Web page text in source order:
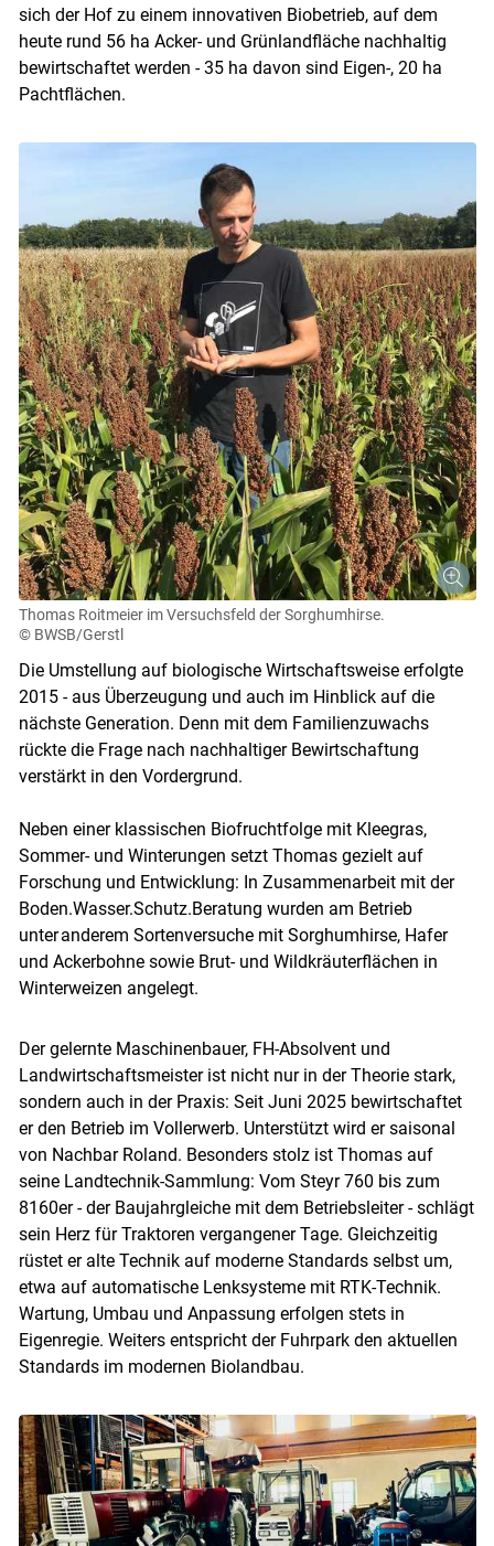
Skip to main content
sich der Hof zu einem innovativen Biobetrieb, auf dem
heute rund 56 ha Acker- und Grünlandfläche nachhaltig
bewirtschaftet werden - 35 ha davon sind Eigen-, 20 ha
Pachtflächen.
Thomas Roitmeier im Versuchsfeld der Sorghumhirse.
© BWSB/Gerstl
Die Umstellung auf biologische Wirtschaftsweise erfolgte
2015 - aus Überzeugung und auch im Hinblick auf die
nächste Generation. Denn mit dem Familienzuwachs
rückte die Frage nach nachhaltiger Bewirtschaftung
verstärkt in den Vordergrund.
Neben einer klassischen Biofruchtfolge mit Kleegras,
Sommer- und Winterungen setzt Thomas gezielt auf
Forschung und Entwicklung: In Zusammenarbeit mit der
Boden.Wasser.Schutz.Beratung wurden am Betrieb
unter anderem Sortenversuche mit Sorghumhirse, Hafer
und Ackerbohne sowie Brut- und Wildkräuterflächen in
Winterweizen angelegt.
Der gelernte Maschinenbauer, FH-Absolvent und
Landwirtschaftsmeister ist nicht nur in der Theorie stark,
sondern auch in der Praxis: Seit Juni 2025 bewirtschaftet
er den Betrieb im Vollerwerb. Unterstützt wird er saisonal
von Nachbar Roland. Besonders stolz ist Thomas auf
seine Landtechnik-Sammlung: Vom Steyr 760 bis zum
8160er - der Baujahrgleiche mit dem Betriebsleiter - schlägt
sein Herz für Traktoren vergangener Tage. Gleichzeitig
rüstet er alte Technik auf moderne Standards selbst um,
etwa auf automatische Lenksysteme mit RTK-Technik.
Wartung, Umbau und Anpassung erfolgen stets in
Eigenregie. Weiters entspricht der Fuhrpark den aktuellen
Standards im modernen Biolandbau.